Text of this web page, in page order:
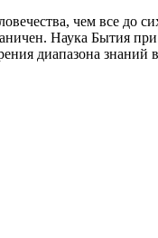
чем все до
Наука Бытия
диапазона знаний